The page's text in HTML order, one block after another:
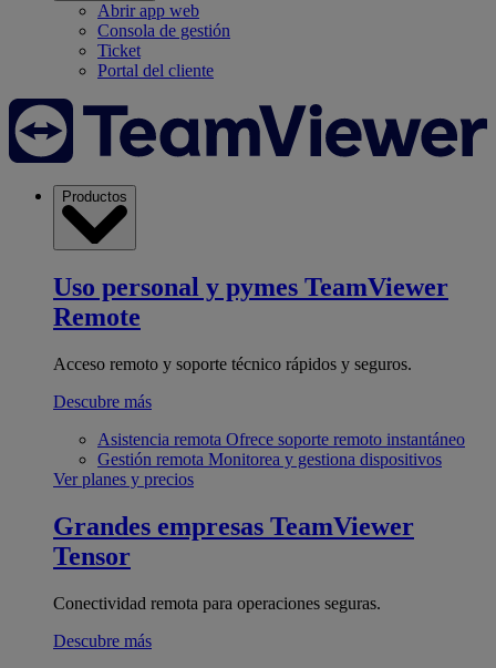
Abrir app web
Consola de gestión
Ticket
Portal del cliente
Productos
Uso personal y pymes TeamViewer
Remote
Acceso remoto y soporte técnico rápidos y seguros.
Descubre más
Asistencia remota Ofrece soporte remoto instantáneo
Gestión remota Monitorea y gestiona dispositivos
Ver planes y precios
Grandes empresas TeamViewer
Tensor
Conectividad remota para operaciones seguras.
Descubre más